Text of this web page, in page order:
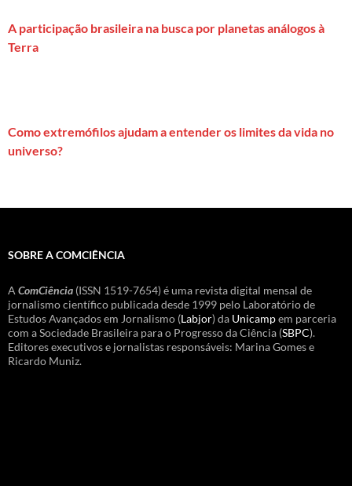
A participação brasileira na busca por planetas análogos à
Terra
Como extremófilos ajudam a entender os limites da vida no
universo?
SOBRE A COMCIÊNCIA
A ComCiência (ISSN 1519-7654) é uma revista digital mensal de
jornalismo científico publicada desde 1999 pelo Laboratório de
Estudos Avançados em Jornalismo (Labjor) da Unicampem parceria
com a Sociedade Brasileira para o Progresso da Ciência (SBPC).
Editores executivos e jornalistas responsáveis: Marina Gomes e
Ricardo Muniz.